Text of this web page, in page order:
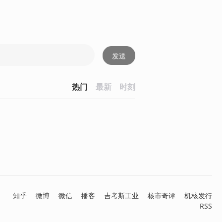
发送
热门 最新 时刻
知乎 微博 微信 播客 吉考斯工业 核市奇谭
机核发行
RSS